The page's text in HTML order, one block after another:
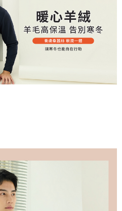
度不足之情形，本公司將視審查結果
人資訊註冊。若發現惡意使用之情形，
用戶之使用額度並採取法律行動。
免運費
免運費